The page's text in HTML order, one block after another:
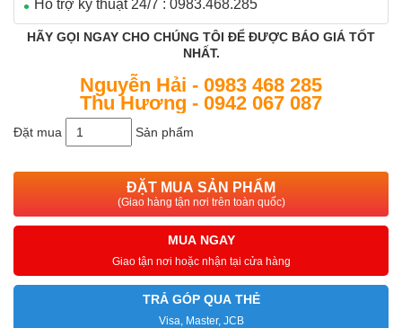
Hỗ trợ kỹ thuật 24/7 : 0983.468.285
HÃY GỌI NGAY CHO CHÚNG TÔI ĐỂ ĐƯỢC BÁO GIÁ TỐT
NHẤT.
Nguyễn Hải - 0983 468 285
Thu Hương - 0942 067 087
Đặt mua Sản phẩm
ĐẶT MUA SẢN PHẨM
(Giao hàng tận nơi trên toàn quốc)
MUA NGAY
Giao tận nơi hoặc nhận tại cửa hàng
TRẢ GÓP QUA THẺ
Visa, Master, JCB